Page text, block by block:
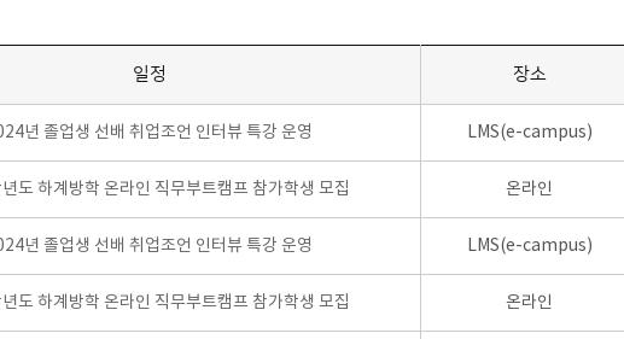
일정 장소
년 졸업생 선배 취업조언 인터뷰 특강 운영 LMS(e-campus)
도 하계방학 온라인 직무부트캠프 참가학생 모집 온라인
년 졸업생 선배 취업조언 인터뷰 특강 운영 LMS(e-campus)
도 하계방학 온라인 직무부트캠프 참가학생 모집 온라인